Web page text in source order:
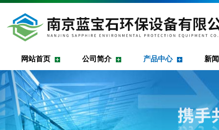
网站首页 公司简介 产品中心 新